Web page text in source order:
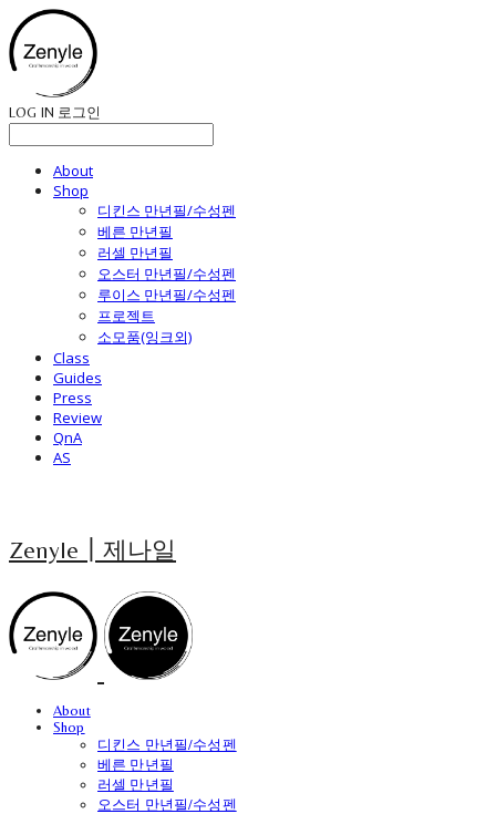
LOG IN 로그인
About
Shop
디킨스 만년필/수성펜
베른 만년필
러셀 만년필
오스터 만년필/수성펜
루이스 만년필/수성펜
프로젝트
소모품(잉크외)
Class
Guides
Press
Review
QnA
AS
Zenyle┃제나일
About
Shop
디킨스 만년필/수성펜
베른 만년필
러셀 만년필
오스터 만년필/수성펜